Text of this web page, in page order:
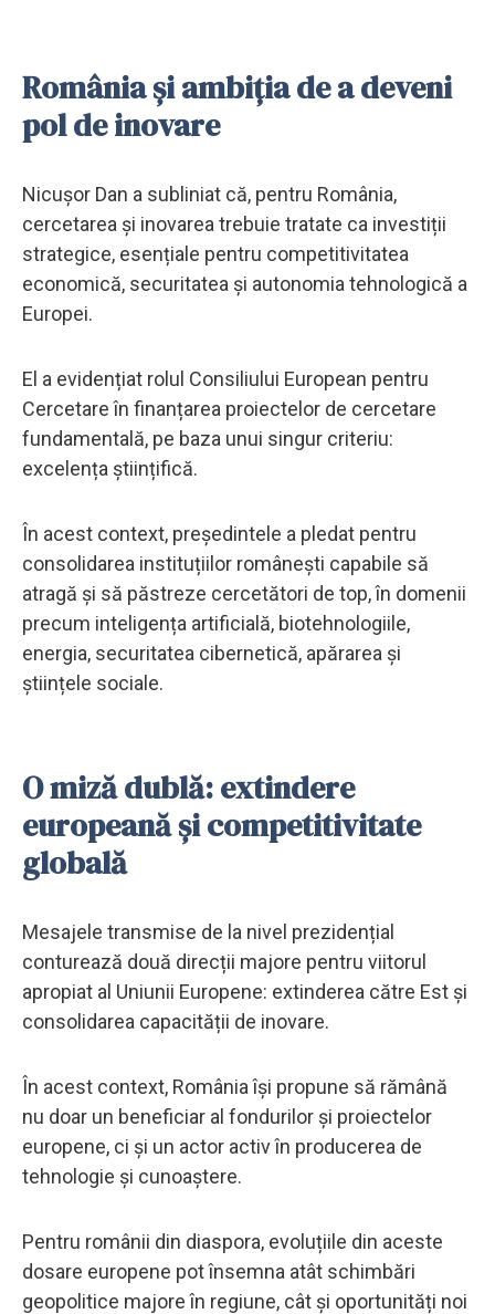
România și ambiția de a deveni
pol de inovare
Nicușor Dan a subliniat că, pentru România,
cercetarea și inovarea trebuie tratate ca investiții
strategice, esențiale pentru competitivitatea
economică, securitatea și autonomia tehnologică a
Europei.
El a evidențiat rolul Consiliului European pentru
Cercetare în finanțarea proiectelor de cercetare
fundamentală, pe baza unui singur criteriu:
excelența științifică.
În acest context, președintele a pledat pentru
consolidarea instituțiilor românești capabile să
atragă și să păstreze cercetători de top, în domenii
precum inteligența artificială, biotehnologiile,
energia, securitatea cibernetică, apărarea și
științele sociale.
O miză dublă: extindere
europeană și competitivitate
globală
Mesajele transmise de la nivel prezidențial
conturează două direcții majore pentru viitorul
apropiat al Uniunii Europene: extinderea către Est și
consolidarea capacității de inovare.
În acest context, România își propune să rămână
nu doar un beneficiar al fondurilor și proiectelor
europene, ci și un actor activ în producerea de
tehnologie și cunoaștere.
Pentru românii din diaspora, evoluțiile din aceste
dosare europene pot însemna atât schimbări
geopolitice majore în regiune, cât și oportunități noi